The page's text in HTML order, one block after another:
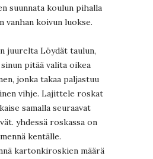
suunnata koulun pihalla
vanhan koivun luokse.
juurelta Löydät taulun,
pitää valita oikea
jonka takaa paljastuu
vihje. Lajittele roskat
samalla seuraavat
yhdessä roskassa on
kentälle.
kartonkiroskien määrä